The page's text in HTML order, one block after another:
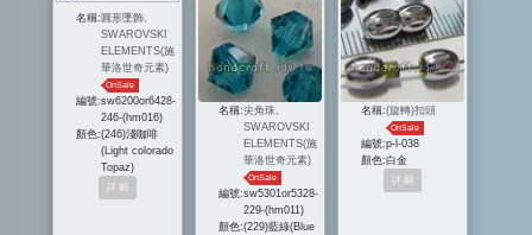
名稱: 圓形墜飾,
SWAROVSKI
ELEMENTS(施
華洛世奇元素)
OnSale
編號:sw6200or6428-
246-(hm016)
顏色:(246)淺咖啡
(Light colorado
Topaz)
名稱:尖角珠,
SWAROVSKI
ELEMENTS(施
華洛世奇元素)
OnSale
編號:sw5301or5328-
229-(hm011)
顏色:(229)藍綠(Blue
名稱:(旋轉)扣頭
OnSale
編號:p-l-038
顏色:白金